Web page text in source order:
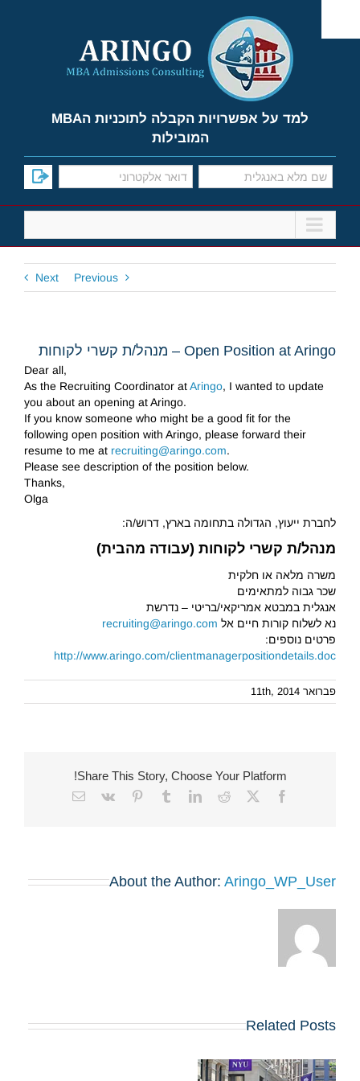
content
למד על אפשרויות הקבלה לתוכניות הMBA
המובילות
Previous
Next
Open Position at Aringo – מנהל/ת קשרי לקוחות
Dear all,
As the Recruiting Coordinator atAringo, I wanted to update
you about an opening at Aringo.
If you know someone who might be a good fit for the
following open position with Aringo, please forward their
resume to me at recruiting@aringo.com.
Please see description of the position below.
Thanks,
Olga
לחברת ייעוץ, הגדולה בתחומה בארץ, דרוש/ה:
מנהל/ת קשרי לקוחות (עבודה מהבית)
משרה מלאה או חלקית
שכר גבוה למתאימים
אנגלית במבטא אמריקאי/בריטי – נדרשת
נא לשלוח קורות חיים אל recruiting@aringo.com
פרטים נוספים:
http://www.aringo.com/clientmanagerpositiondetails.doc
פברואר 11th, 2014
Share This Story, Choose Your Platform!
Facebook
X
Reddit
LinkedIn
Tumblr
Pinterest
Vk
Email
About the Author: Aringo_WP_User
Related Posts